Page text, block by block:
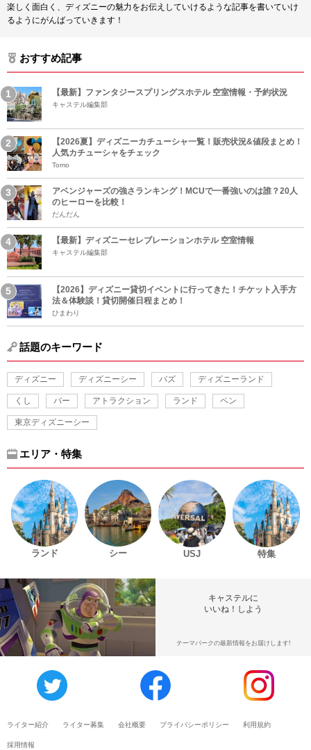
楽しく面白く、ディズニーの魅力をお伝えしていけるような記事を書いていけ
るようにがんばっていきます！
おすすめ記事
【最新】ファンタジースプリングスホテル 空室情報・予約状況
キャステル編集部
【2026夏】ディズニーカチューシャ一覧！販売状況&値段まとめ！
人気カチューシャをチェック
Tomo
アベンジャーズの強さランキング！MCUで一番強いのは誰？20人
のヒーローを比較！
だんだん
【最新】ディズニーセレブレーションホテル 空室情報
キャステル編集部
【2026】ディズニー貸切イベントに行ってきた！チケット入手方
法＆体験談！貸切開催日程まとめ！
ひまわり
話題のキーワード
ディズニー ディズニーシー バズ ディズニーランド
くし バー アトラクション ランド ペン
東京ディズニーシー
エリア・特集
ランド シー USJ 特集
キャステルに
いいね！しよう
テーマパークの最新情報をお届けします!
ライター紹介 ライター募集 会社概要 プライバシーポリシー 利用規約
採用情報